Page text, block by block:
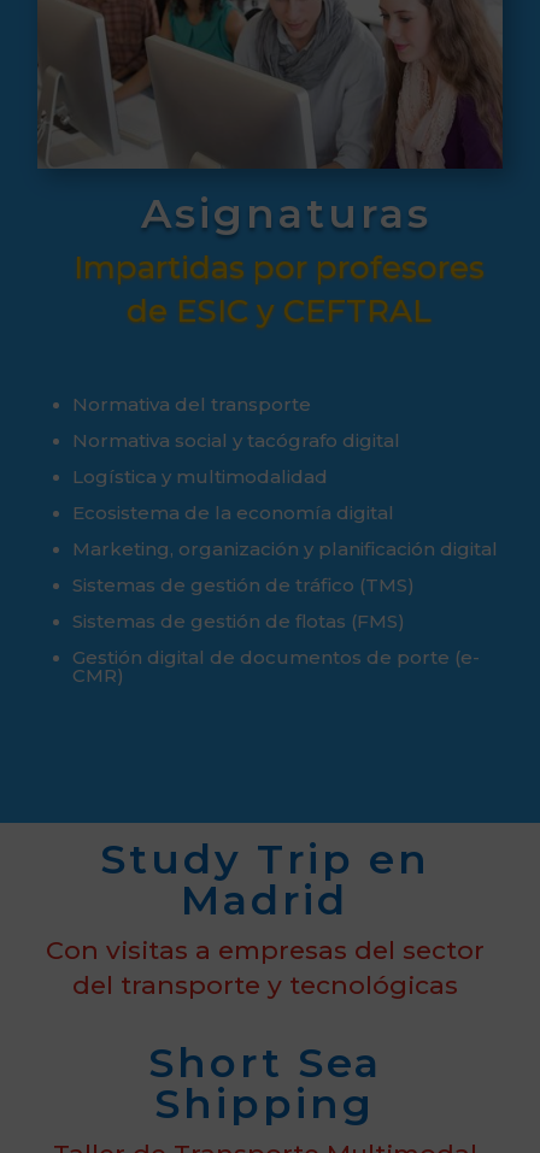
Asignaturas
Impartidas por profesores
de ESIC y CEFTRAL
Normativa del transporte
Normativa social y tacógrafo digital
Logística y multimodalidad
Ecosistema de la economía digital
Marketing, organización y planificación digital
Sistemas de gestión de tráfico (TMS)
Sistemas de gestión de flotas (FMS)
Gestión digital de documentos de porte (e-
CMR)
Study Trip en
Madrid
Con visitas a empresas del sector
del transporte y tecnológicas
Short Sea
Shipping